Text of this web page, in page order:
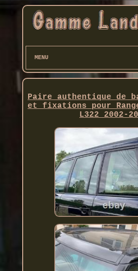
MENU
Paire authentique de
et fixations pour
L322 2002-